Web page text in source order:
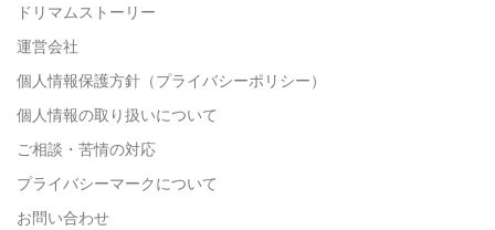
ドリマムストーリー
運営会社
個人情報保護方針（プライバシーポリシー）
個人情報の取り扱いについて
ご相談・苦情の対応
プライバシーマークについて
お問い合わせ